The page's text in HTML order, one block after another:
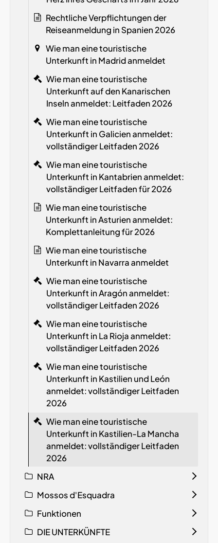
Rechtliche Verpflichtungen der
Reiseanmeldung in Spanien 2026
Wie man eine touristische
Unterkunft in Madrid anmeldet
Wie man eine touristische
Unterkunft auf den Kanarischen
Inseln anmeldet: Leitfaden 2026
Wie man eine touristische
Unterkunft in Galicien anmeldet:
vollständiger Leitfaden 2026
Wie man eine touristische
Unterkunft in Kantabrien anmeldet:
vollständiger Leitfaden für 2026
Wie man eine touristische
Unterkunft in Asturien anmeldet:
Komplettanleitung für 2026
Wie man eine touristische
Unterkunft in Navarra anmeldet
Wie man eine touristische
Unterkunft in Aragón anmeldet:
vollständiger Leitfaden 2026
Wie man eine touristische
Unterkunft in La Rioja anmeldet:
vollständiger Leitfaden 2026
Wie man eine touristische
Unterkunft in Kastilien und León
anmeldet: vollständiger Leitfaden
2026
Wie man eine touristische
Unterkunft in Kastilien-La Mancha
anmeldet: vollständiger Leitfaden
2026
NRA
Mossos d'Esquadra
Funktionen
DIE UNTERKÜNFTE